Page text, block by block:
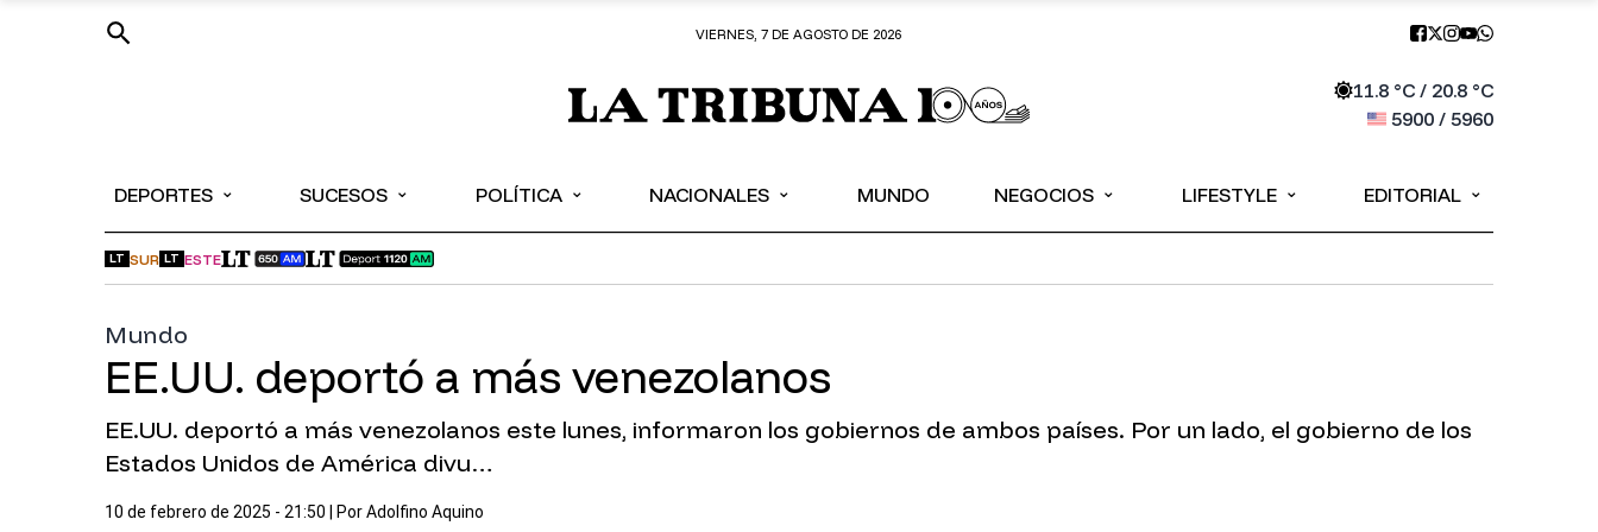
VIERNES, 7 DE AGOSTO DE 2026
11.8°C / 20.8°C
5900/ 5960
DEPORTES ⌄ SUCESOS ⌄ POLÍTICA ⌄ NACIONALES ⌄ MUNDO NEGOCIOS ⌄ LIFESTYLE ⌄ EDITORIAL ⌄
LT SUR LT ESTE
Mundo
EE.UU. deportó a más venezolanos
EE.UU. deportó a más venezolanos este lunes, informaron los gobiernos de ambos países. Por un lado, el gobierno de los
Estados Unidos de América divu…
10 de febrero de 2025 - 21:50 | PorAdolfino Aquino